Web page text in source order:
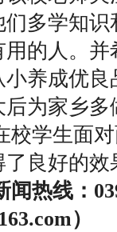
多学知
用的人。
养成优
后为家乡
校学生面
良好的效
闻热线：
）